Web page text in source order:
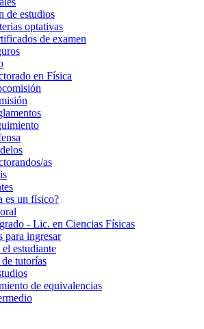
de estudios
optativas
de examen
en Física
as
es un físico?
- Lic. en Ciencias Físicas
para ingresar
estudiante
tutorías
de equivalencias